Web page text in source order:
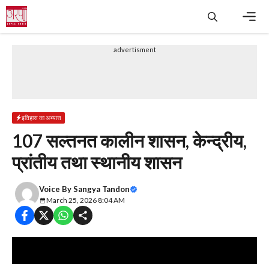
Skip
to
content
advertisment
इतिहास का अभ्यास
107 सल्तनत कालीन शासन, केन्द्रीय,
प्रांतीय तथा स्थानीय शासन
Voice BySangya Tandon
March 25, 2026 8:04 AM